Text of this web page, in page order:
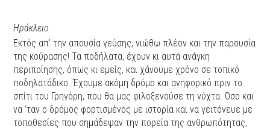
Ηράκλειο
Εκτός απ’ την απουσία γεύσης, νιώθω πλέον και την παρουσία
της κούρασης! Τα ποδήλατα, έχουν κι αυτά ανάγκη
περιποίησης, όπως κι εμείς, και χάνουμε χρόνο σε τοπικό
ποδηλατάδικο. Έχουμε ακόμη δρόμο και ανηφορικό πριν το
σπίτι του Γρηγόρη, που θα μας φιλοξενούσε τη νύχτα. Όσο και
να ‘ταν ο δρόμος φορτισμένος με ιστορία και να γειτόνευε με
τοποθεσίες που σημάδεψαν την πορεία της ανθρωπότητας,